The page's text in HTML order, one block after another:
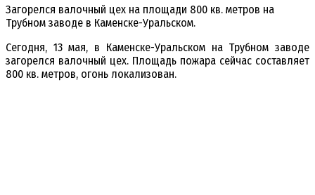
Загорелся валочный цех на площади 800 кв. метров на
Трубном заводе в Каменске-Уральском.
Сегодня, 13 мая, в Каменске-Уральском на Трубном заводе
загорелся валочный цех. Площадь пожара сейчас составляет
800 кв. метров, огонь локализован.